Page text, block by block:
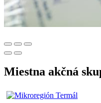
Miestna akčná